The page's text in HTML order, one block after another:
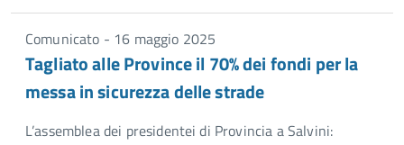
Comunicato - 16 maggio 2025
Tagliato alle Province il 70% dei fondi per la
messa in sicurezza delle strade
L’assemblea dei presidentei di Provincia a Salvini: